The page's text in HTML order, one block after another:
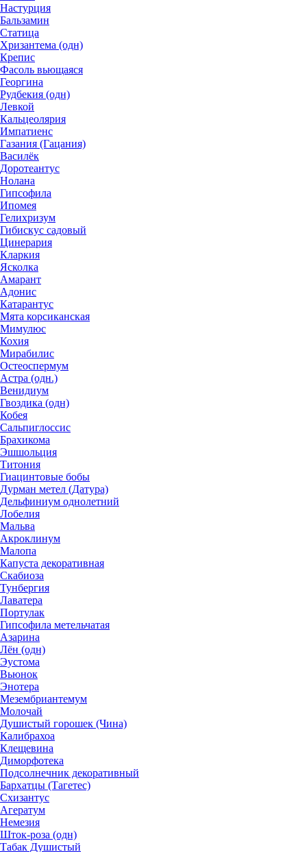
Настурция
Бальзамин
Статица
Хризантема (одн)
Крепис
Фасоль вьющаяся
Георгина
Рудбекия (одн)
Левкой
Кальцеолярия
Импатиенс
Газания (Гацания)
Василёк
Доротеантус
Нолана
Гипсофила
Ипомея
Гелихризум
Гибискус садовый
Цинерария
Кларкия
Ясколка
Амарант
Адонис
Катарантус
Мята корсиканская
Мимулюс
Кохия
Мирабилис
Остеоспермум
Астра (одн.)
Венидиум
Гвоздика (одн)
Кобея
Сальпиглоссис
Брахикома
Эшшольция
Титония
Гиацинтовые бобы
Дурман метел (Датура)
Дельфиниум однолетний
Лобелия
Мальва
Акроклинум
Малопа
Капуста декоративная
Скабиоза
Тунбергия
Лаватера
Портулак
Гипсофила метельчатая
Азарина
Лён (одн)
Эустома
Вьюнок
Энотера
Мезембриантемум
Молочай
Душистый горошек (Чина)
Калибрахоа
Клещевина
Диморфотека
Подсолнечник декоративный
Бархатцы (Тагетес)
Схизантус
Агератум
Немезия
Шток-роза (одн)
Табак Душистый